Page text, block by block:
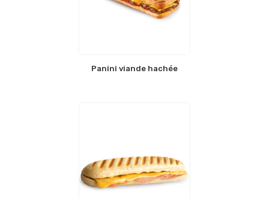
Panini viande hachée